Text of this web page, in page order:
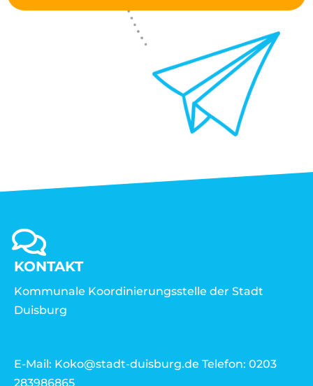
KONTAKT
Kommunale Koordinierungsstelle der Stadt
Duisburg
E-Mail: Koko@stadt-duisburg.de Telefon: 0203
283986865